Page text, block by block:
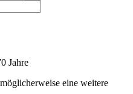
Jahre
eine weitere